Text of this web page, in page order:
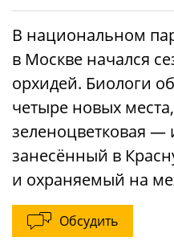
В национальном
в Москве начался
орхидей. Биологи
четыре новых
зеленоцветковая
занесённый в
и охраняемый на
Обсудить